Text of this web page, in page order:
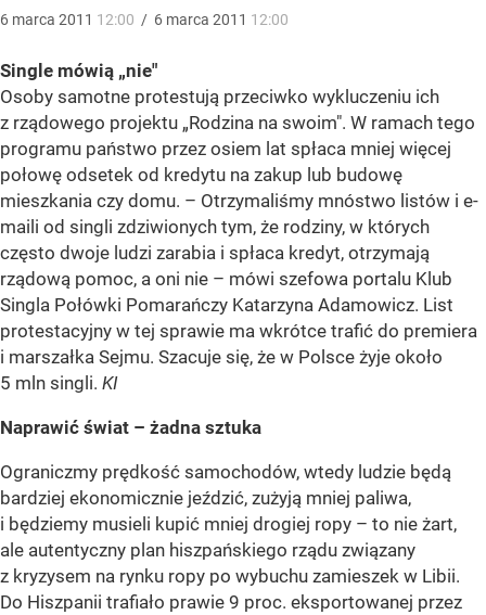
6 marca 2011 12:00 / 6 marca 2011 12:00
Single mówią „nie"
Osoby samotne protestują przeciwko wykluczeniu ich
z rządowego projektu „Rodzina na swoim". W ramach tego
programu państwo przez osiem lat spłaca mniej więcej
połowę odsetek od kredytu na zakup lub budowę
mieszkania czy domu. – Otrzymaliśmy mnóstwo listów i e-
maili od singli zdziwionych tym, że rodziny, w których
często dwoje ludzi zarabia i spłaca kredyt, otrzymają
rządową pomoc, a oni nie – mówi szefowa portalu Klub
Singla Połówki Pomarańczy Katarzyna Adamowicz. List
protestacyjny w tej sprawie ma wkrótce trafić do premiera
i marszałka Sejmu. Szacuje się, że w Polsce żyje około
5 mln singli. KI
Naprawić świat – żadna sztuka
Ograniczmy prędkość samochodów, wtedy ludzie będą
bardziej ekonomicznie jeździć, zużyją mniej paliwa,
i będziemy musieli kupić mniej drogiej ropy – to nie żart,
ale autentyczny plan hiszpańskiego rządu związany
z kryzysem na rynku ropy po wybuchu zamieszek w Libii.
Do Hiszpanii trafiało prawie 9 proc. eksportowanej przez